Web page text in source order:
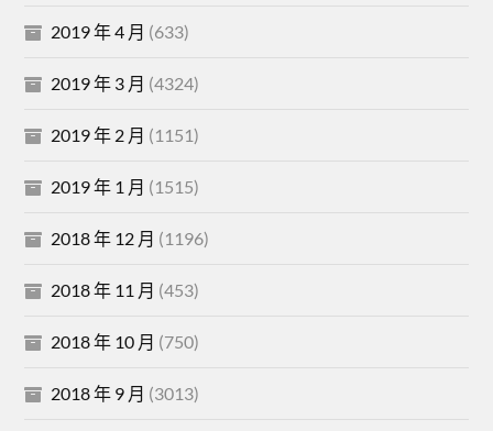
2019 年 4 月 (633)
2019 年 3 月 (4324)
2019 年 2 月 (1151)
2019 年 1 月 (1515)
2018 年 12 月 (1196)
2018 年 11 月 (453)
2018 年 10 月 (750)
2018 年 9 月 (3013)